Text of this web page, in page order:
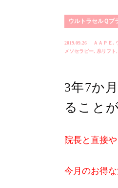
ウルトラセルＱプ
2019.09.26 ＡＡＰＥ,
メソセラピー, 糸リフト,
3年7か
ること
院長と直接
今月のお得